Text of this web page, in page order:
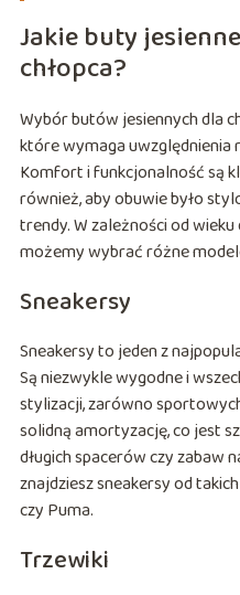
Jakie buty
chłopca?
Wybór butów jesiennych dla
które wymaga uwzględnienia
Komfort i funkcjonalność są
również, aby obuwie było
trendy. W zależności od
możemy wybrać różne
Sneakersy
Sneakersy to jeden z
Są niezwykle wygodne i
stylizacji, zarówno
solidną amortyzację, co jest
długich spacerów czy zabaw
znajdziesz sneakersy od
czy Puma.
Trzewiki